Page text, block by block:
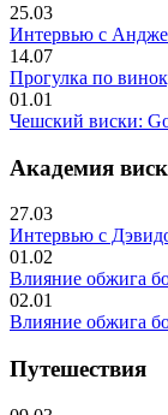
25.03
Интервью с
14.07
Прогулка по
01.01
Чешский виски:
Академия
27.03
Интервью с
01.02
Влияние обжига
02.01
Влияние обжига
Путешествия